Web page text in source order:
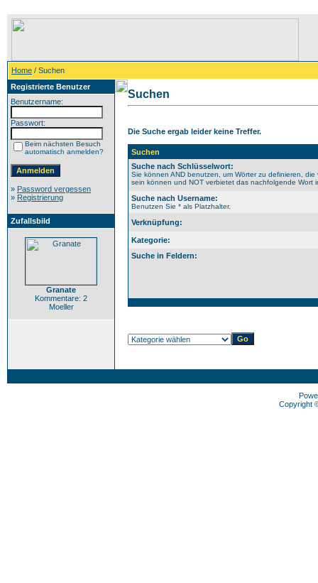
Home / Suchen
Registrierte Benutzer
Benutzername:
Passwort:
Beim nächsten Besuch
automatisch anmelden?
» Password vergessen
» Registrierung
Zufallsbild
Granate
Kommentare: 2
Moeller
Suchen
Die Suche ergab leider keine Treffer.
Suchen
Suche nach Schlüsselwort:
Sie können AND benutzen, um Wörter zu definieren,
sein können und NOT verbietet das nachfolgende Wort
Suche nach Username:
Benutzen Sie * als Platzhalter.
Verknüpfung:
Kategorie:
Suche in Feldern:
Copyright